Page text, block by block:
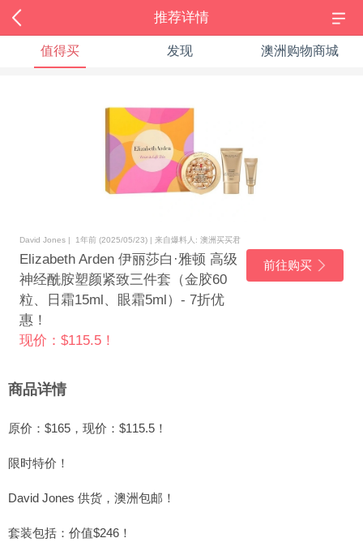
推荐详情
值得买 发现 澳洲购物商城
David Jones | 1年前 (2025/05/23) | 来自爆料人: 澳洲买买君
Elizabeth Arden 伊丽莎白·雅顿 高级
神经酰胺塑颜紧致三件套（金胶60
粒、日霜15ml、眼霜5ml）- 7折优
惠！
现价：$115.5！
前往购买
商品详情
原价：$165，现价：$115.5！
限时特价！
David Jones 供货，澳洲包邮！
套装包括：价值$246！